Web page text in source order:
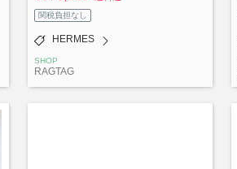
関税負担なし
HERMES
SHOP
RAGTAG